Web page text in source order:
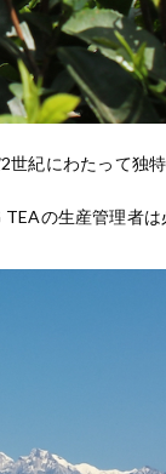
世紀にわたって独
の生産管理者は